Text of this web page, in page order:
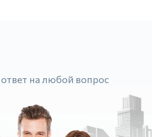
на любой вопрос